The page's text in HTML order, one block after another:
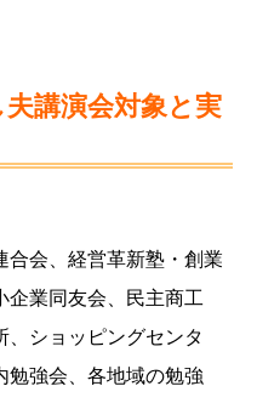
講演会対象と実
合会、経営革新塾・創業
企業同友会、民主商工
、ショッピングセンタ
勉強会、各地域の勉強